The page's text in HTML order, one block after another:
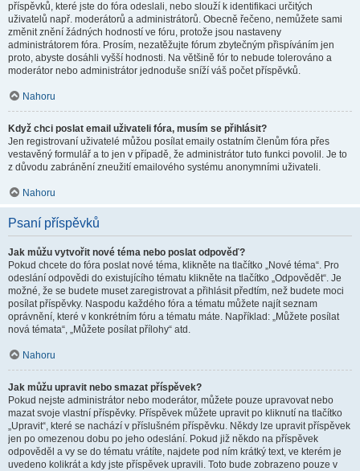
příspěvků, které jste do fóra odeslali, nebo slouží k identifikaci určitých
uživatelů např. moderátorů a administrátorů. Obecně řečeno, nemůžete sami
změnit znění žádných hodností ve fóru, protože jsou nastaveny
administrátorem fóra. Prosím, nezatěžujte fórum zbytečným přispíváním jen
proto, abyste dosáhli vyšší hodnosti. Na většině fór to nebude tolerováno a
moderátor nebo administrátor jednoduše sníží váš počet příspěvků.
Nahoru
Když chci poslat email uživateli fóra, musím se přihlásit?
Jen registrovaní uživatelé můžou posílat emaily ostatním členům fóra přes
vestavěný formulář a to jen v případě, že administrátor tuto funkci povolil. Je to
z důvodu zabránění zneužití emailového systému anonymními uživateli.
Nahoru
Psaní příspěvků
Jak můžu vytvořit nové téma nebo poslat odpověď?
Pokud chcete do fóra poslat nové téma, klikněte na tlačítko „Nové téma“. Pro
odeslání odpovědi do existujícího tématu klikněte na tlačítko „Odpovědět“. Je
možné, že se budete muset zaregistrovat a přihlásit předtím, než budete moci
posílat příspěvky. Naspodu každého fóra a tématu můžete najít seznam
oprávnění, které v konkrétním fóru a tématu máte. Například: „Můžete posílat
nová témata“, „Můžete posílat přílohy“ atd.
Nahoru
Jak můžu upravit nebo smazat příspěvek?
Pokud nejste administrátor nebo moderátor, můžete pouze upravovat nebo
mazat svoje vlastní příspěvky. Příspěvek můžete upravit po kliknutí na tlačítko
„Upravit“, které se nachází v příslušném příspěvku. Někdy lze upravit příspěvek
jen po omezenou dobu po jeho odeslání. Pokud již někdo na příspěvek
odpověděl a vy se do tématu vrátíte, najdete pod ním krátký text, ve kterém je
uvedeno kolikrát a kdy jste příspěvek upravili. Toto bude zobrazeno pouze v